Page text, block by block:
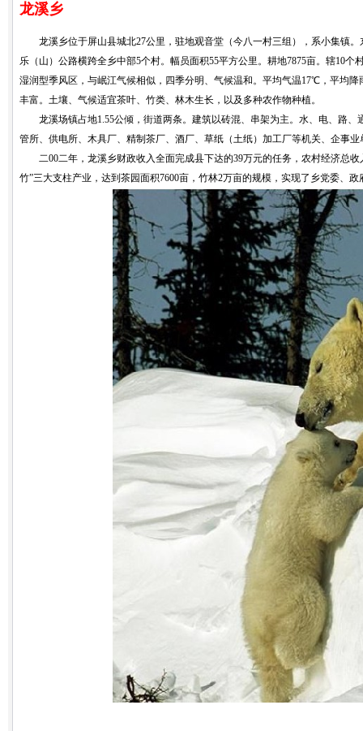
龙溪乡
龙溪乡位于屏山县城北27公里，驻地观音堂（今八一村三组），系小集镇。
乐（山）公路横跨全乡中部5个村。幅员面积55平方公里。耕地7875亩。辖10
湿润型季风区，与岷江气候相似，四季分明、气候温和。平均气温17℃，平均
丰富。土壤、气候适宜茶叶、竹类、林木生长，以及多种农作物种植。
龙溪场镇占地1.55公倾，街道两条。建筑以砖混、串架为主。水、电、路、
管所、供电所、木具厂、精制茶厂、酒厂、草纸（土纸）加工厂等机关、企事业
二00二年，龙溪乡财政收入全面完成县下达的39万元的任务，农村经济总收
竹”三大支柱产业，达到茶园面积7600亩，竹林2万亩的规模，实现了乡党委、